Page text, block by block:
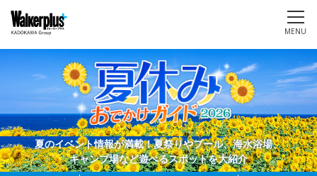
MENU
夏のイベント情報が満載！夏祭りやプール、海水浴場、
キャンプ場など遊べるスポットを大紹介